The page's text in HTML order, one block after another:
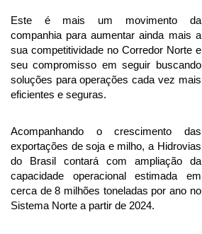
Este é mais um movimento da
companhia para aumentar ainda mais a
sua competitividade no Corredor Norte e
seu compromisso em seguir buscando
soluções para operações cada vez mais
eficientes e seguras.
Acompanhando o crescimento das
exportações de soja e milho, a Hidrovias
do Brasil contará com ampliação da
capacidade operacional estimada em
cerca de 8 milhões toneladas por ano no
Sistema Norte a partir de 2024.